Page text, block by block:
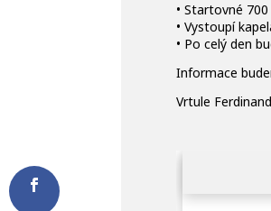
• Startovné
• Vystoupí
• Po celý den
Informace
Vrtule